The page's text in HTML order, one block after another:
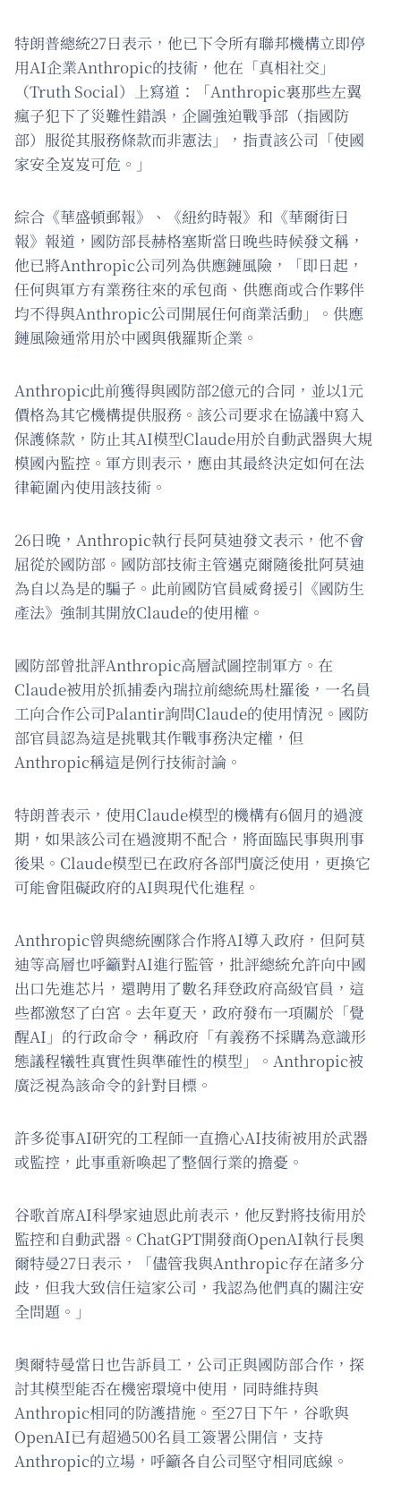
特朗普總統27日表示，他已下令所有聯邦機構立即停
用AI企業Anthropic的技術，他在「真相社交」
（Truth Social）上寫道：「Anthropic裏那些左翼
瘋子犯下了災難性錯誤，企圖強迫戰爭部（指國防
部）服從其服務條款而非憲法」，指責該公司「使國
家安全岌岌可危。」
綜合《華盛頓郵報》、《紐約時報》和《華爾街日
報》報道，國防部長赫格塞斯當日晚些時候發文稱，
他已將Anthropic公司列為供應鏈風險，「即日起，
任何與軍方有業務往來的承包商、供應商或合作夥伴
均不得與Anthropic公司開展任何商業活動」。供應
鏈風險通常用於中國與俄羅斯企業。
Anthropic此前獲得與國防部2億元的合同，並以1元
價格為其它機構提供服務。該公司要求在協議中寫入
保護條款，防止其AI模型Claude用於自動武器與大規
模國內監控。軍方則表示，應由其最終決定如何在法
律範圍內使用該技術。
26日晚，Anthropic執行長阿莫迪發文表示，他不會
屈從於國防部。國防部技術主管邁克爾隨後批阿莫迪
為自以為是的騙子。此前國防官員威脅援引《國防生
產法》強制其開放Claude的使用權。
國防部曾批評Anthropic高層試圖控制軍方。在
Claude被用於抓捕委內瑞拉前總統馬杜羅後，一名員
工向合作公司Palantir詢問Claude的使用情況。國防
部官員認為這是挑戰其作戰事務決定權，但
Anthropic稱這是例行技術討論。
特朗普表示，使用Claude模型的機構有6個月的過渡
期，如果該公司在過渡期不配合，將面臨民事與刑事
後果。Claude模型已在政府各部門廣泛使用，更換它
可能會阻礙政府的AI與現代化進程。
Anthropic曾與總統團隊合作將AI導入政府，但阿莫
迪等高層也呼籲對AI進行監管，批評總統允許向中國
出口先進芯片，還聘用了數名拜登政府高級官員，這
些都激怒了白宮。去年夏天，政府發布一項關於「覺
醒AI」的行政命令，稱政府「有義務不採購為意識形
態議程犧牲真實性與準確性的模型」。Anthropic被
廣泛視為該命令的針對目標。
許多從事AI研究的工程師一直擔心AI技術被用於武器
或監控，此事重新喚起了整個行業的擔憂。
谷歌首席AI科學家迪恩此前表示，他反對將技術用於
監控和自動武器。ChatGPT開發商OpenAI執行長奧
爾特曼27日表示，「儘管我與Anthropic存在諸多分
歧，但我大致信任這家公司，我認為他們真的關注安
全問題。」
奧爾特曼當日也告訴員工，公司正與國防部合作，探
討其模型能否在機密環境中使用，同時維持與
Anthropic相同的防護措施。至27日下午，谷歌與
OpenAI已有超過500名員工簽署公開信，支持
Anthropic的立場，呼籲各自公司堅守相同底線。